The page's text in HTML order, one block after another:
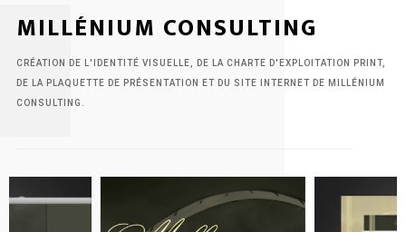
MILLÉNIUM CONSULTING
CRÉATION DE L'IDENTITÉ VISUELLE, DE LA CHARTE D'EXPLOITATION PRINT,
DE LA PLAQUETTE DE PRÉSENTATION ET DU SITE INTERNET DE MILLÉNIUM
CONSULTING.